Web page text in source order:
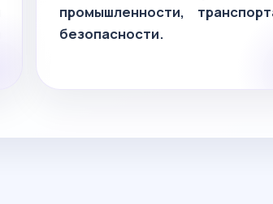
промышленности,
безопасности.